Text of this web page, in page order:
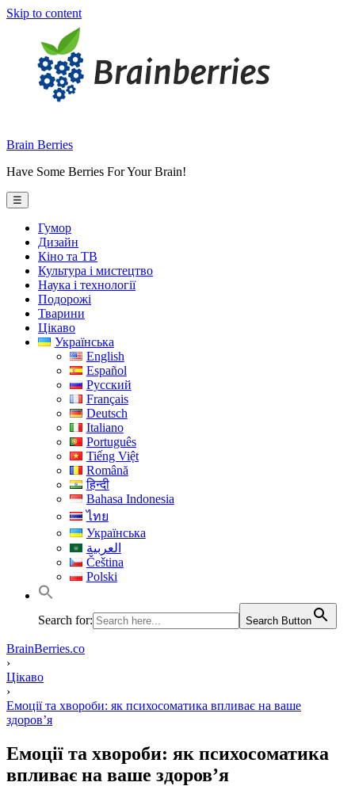
Skip to content
Brain Berries
Have Some Berries For Your Brain!
☰
Гумор
Дизайн
Кіно та ТВ
Культура і мистецтво
Наука і технології
Подорожі
Тварини
Цікаво
Українська
English
Español
Русский
Français
Deutsch
Italiano
Português
Tiếng Việt
Română
हिन्दी
Bahasa Indonesia
ไทย
Українська
العربية
Čeština
Polski
Search for: Search Button
BrainBerries.co
›
Цікаво
›
Емоції та хвороби: як психосоматика впливає на ваше
здоров’я
Емоції та хвороби: як психосоматика
впливає на ваше здоров’я